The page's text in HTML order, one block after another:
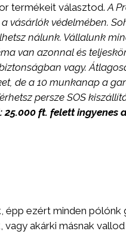
termékeit választod. A
vásárlók védelmében.
nálunk. Vállalunk
van azonnal és
vagy.
de a 10 munkanap a
persze SOS
25.000 ft. felett ingyenes
épp ezért minden pólónk
akárki másnak